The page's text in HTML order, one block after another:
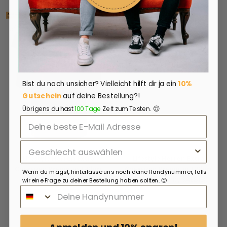
Lifestyle Herren Extra
Oversized Premium T-Shirt
olivfarben by SAEBIS®
39,99€
Oversized Premium T-Shirt
cremefarben by SAEBIS®
Bist du noch unsicher?Vielleicht hilft dir ja ein 10%
Gutscheinauf deine Bestellung?!
Übrigens du hast100 Tage Zeit zum Testen. 😌
Wenn du magst, hinterlasse uns noch deine Handynummer, falls
wir eine Frage zu deiner Bestellung haben sollten. 🙂